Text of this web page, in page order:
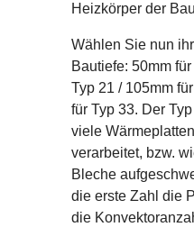
Heizkörper der
Wählen Sie nun
Bautiefe: 50mm
Typ 21 / 105mm
für Typ 33. Der
viele
verarbeitet, bzw.
Bleche
die erste Zahl die
die